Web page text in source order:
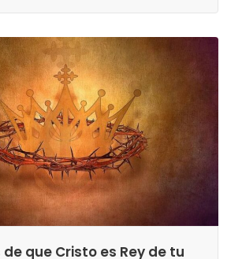
de que Cristo es Rey de tu